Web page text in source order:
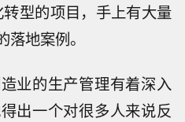
型的项目，手上有大量
地案例。
业的生产管理有着深入
出一个对很多人来说反